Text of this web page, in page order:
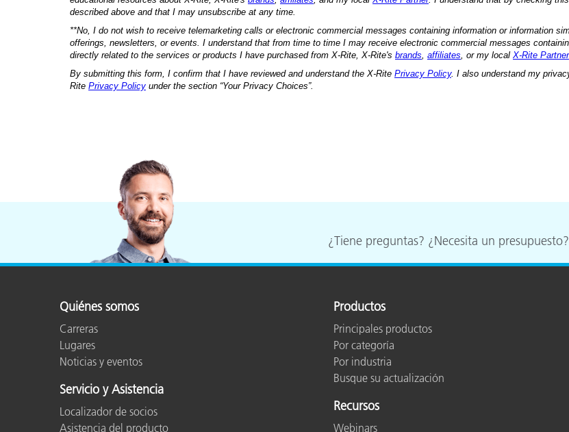
¿Tiene preguntas? ¿Necesita un presupuesto?
Quiénes somos
Carreras
Lugares
Noticias y eventos
Servicio y Asistencia
Localizador de socios
Asistencia del producto
Productos
Principales productos
Por categoría
Por industria
Busque su actualización
Recursos
Webinars